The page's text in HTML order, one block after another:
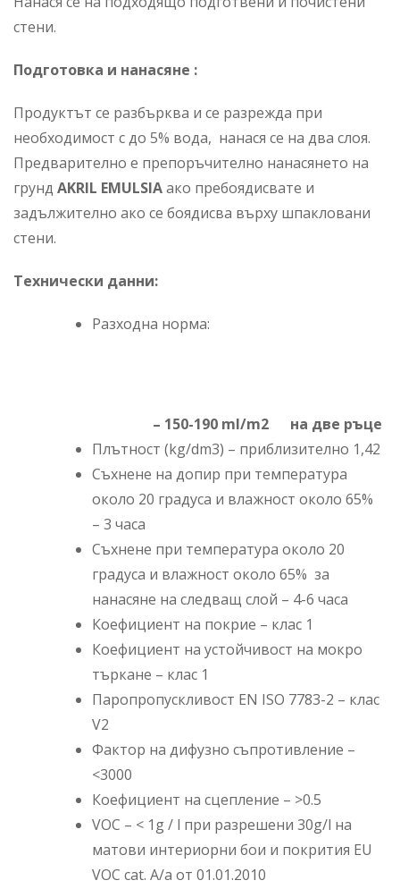
стени.
Подготовка и нанасяне :
Продуктът се разбърква и се разрежда при
необходимост с до 5% вода, нанася се на два слоя.
Предварително е препоръчително нанасянето на
грунд AKRIL EMULSIAако пребоядисвате и
задължително ако се боядисва върху шпакловани
стени.
Технически данни:
Разходна норма:
– 150-190 ml/m2 на две ръце
Плътност (kg/dm3) – приблизително 1,42
Съхнене на допир при температура
около 20 градуса и влажност около 65%
– 3 часа
Съхнене при температура около 20
градуса и влажност около 65% за
нанасяне на следващ слой – 4-6 часа
Коефициент на покрие – клас 1
Коефициент на устойчивост на мокро
търкане – клас 1
Паропропускливост EN ISO 7783-2 – клас
V2
Фактор на дифузно съпротивление –
<3000
Коефициент на сцепление – >0.5
VOC – < 1g / l при разрешени 30g/l на
матови интериорни бои и покрития EU
VOC cat. A/а от 01.01.2010